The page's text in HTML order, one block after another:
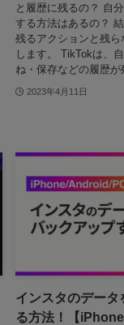
と履歴に残るの？ 自
する方法はあるの？
残るアクションと残
します。 TikTokは、
ね・保存などの履歴が
2023年4月11日
インスタのデー
る方法！【